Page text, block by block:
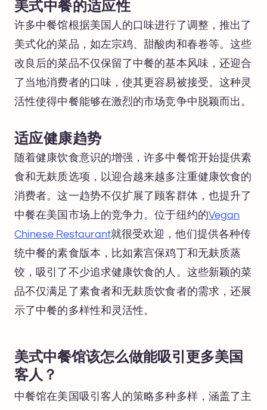
美式中餐的适应性
许多中餐馆根据美国人的口味进行了调整，推出了
美式化的菜品，如左宗鸡、甜酸肉和春卷等。这些
改良后的菜品不仅保留了中餐的基本风味，还迎合
了当地消费者的口味，使其更容易被接受。这种灵
活性使得中餐能够在激烈的市场竞争中脱颖而出。
适应健康趋势
随着健康饮食意识的增强，许多中餐馆开始提供素
食和无麸质选项，以迎合越来越多注重健康饮食的
消费者。这一趋势不仅扩展了顾客群体，也提升了
中餐在美国市场上的竞争力。位于纽约的Vegan
Chinese Restaurant就很受欢迎，他们提供各种传
统中餐的素食版本，比如素宫保鸡丁和无麸质蒸
饺，吸引了不少追求健康饮食的人。这些新颖的菜
品不仅满足了素食者和无麸质饮食者的需求，还展
示了中餐的多样性和灵活性。
美式中餐馆该怎么做能吸引更多美国
客人？
中餐馆在美国吸引客人的策略多种多样，涵盖了主